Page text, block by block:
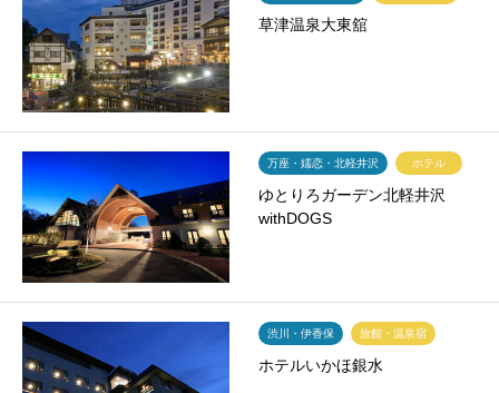
草津温泉大東舘
万座・嬬恋・北軽井沢 ホテル
ゆとりろガーデン北軽井沢
withDOGS
渋川・伊香保 旅館・温泉宿
ホテルいかほ銀水